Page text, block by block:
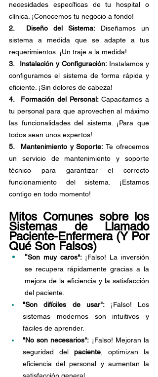
necesidades específicas de tu hospital o
clínica. ¡Conocemos tu negocio a fondo!
2.  Diseño del Sistema: Diseñamos un
sistema a medida que se adapte a tus
requerimientos. ¡Un traje a la medida!
3.  Instalación y Configuración: Instalamos y
configuramos el sistema de forma rápida y
eficiente. ¡Sin dolores de cabeza!
4.  Formación del Personal: Capacitamos a
tu personal para que aprovechen al máximo
las funcionalidades del sistema. ¡Para que
todos sean unos expertos!
5.  Mantenimiento y Soporte: Te ofrecemos
un servicio de mantenimiento y soporte
técnico para garantizar el correcto
funcionamiento del sistema. ¡Estamos
contigo en todo momento!
Mitos Comunes sobre los
Sistemas de Llamado
Paciente-Enfermera (Y Por
Qué Son Falsos)
"Son muy caros": ¡Falso! La inversión
se recupera rápidamente gracias a la
mejora de la eficiencia y la satisfacción
del paciente.
"Son difíciles de usar": ¡Falso! Los
sistemas modernos son intuitivos y
fáciles de aprender.
"No son necesarios": ¡Falso! Mejoran la
seguridad del paciente, optimizan la
eficiencia del personal y aumentan la